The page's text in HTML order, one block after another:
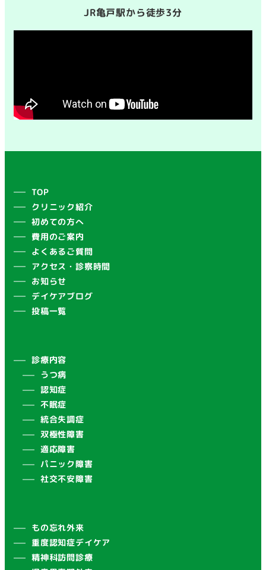
JR亀戸駅から徒歩3分
TOP
クリニック紹介
初めての方へ
費用のご案内
よくあるご質問
アクセス・診察時間
お知らせ
デイケアブログ
投稿一覧
診療内容
うつ病
認知症
不眠症
統合失調症
双極性障害
適応障害
パニック障害
社交不安障害
もの忘れ外来
重度認知症デイケア
精神科訪問診療